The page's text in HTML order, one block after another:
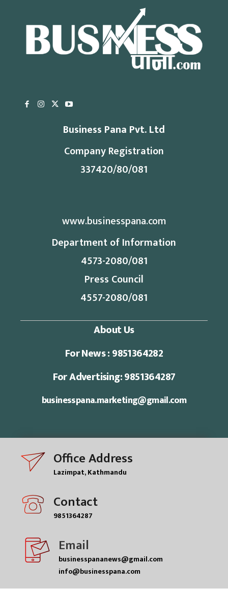
Business Pana Pvt. Ltd
Company Registration
337420/80/081
www.businesspana.com
Department of Information
4573-2080/081
Press Council
4557-2080/081
About Us
For News : 9851364282
For Advertising: 9851364287
businesspana.marketing@gmail.com
Office Address
Lazimpat, Kathmandu
Contact
9851364287
Email
businesspananews@gmail.com
info@businesspana.com